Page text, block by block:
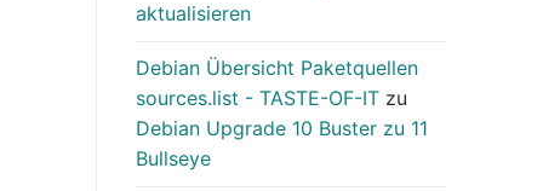
aktualisieren
Debian Übersicht Paketquellen
sources.list - TASTE-OF-IT zu
Debian Upgrade 10 Buster zu 11
Bullseye